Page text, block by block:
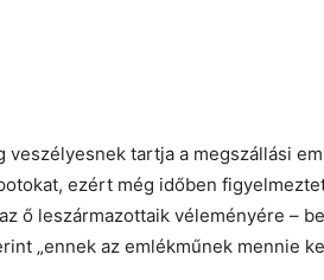
veszélyesnek tartja a megszállási
ezért még időben
ő leszármazottaik véleményére –
„ennek az emlékműnek mennie